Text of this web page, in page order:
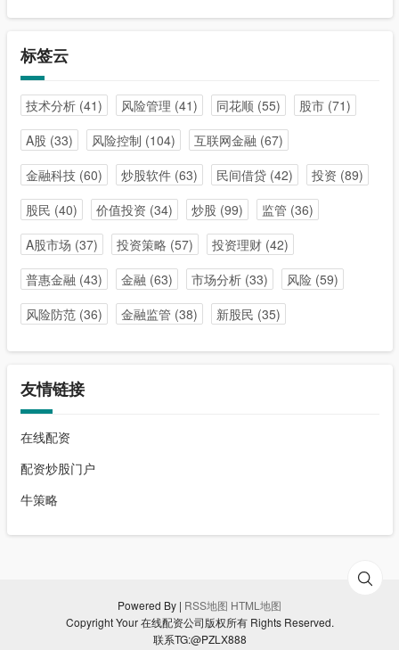
标签云
技术分析(41) 风险管理 (41) 同花顺(55) 股市(71)
A股 (33) 风险控制 (104) 互联网金融 (67)
金融科技(60) 炒股软件(63) 民间借贷(42) 投资 (89)
股民 (40) 价值投资 (34) 炒股 (99) 监管 (36)
A股市场 (37) 投资策略 (57) 投资理财(42)
普惠金融 (43) 金融 (63) 市场分析(33) 风险(59)
风险防范(36) 金融监管 (38) 新股民 (35)
友情链接
在线配资
配资炒股门户
牛策略
Powered By | RSS地图 HTML地图
Copyright Your 在线配资公司版权所有 Rights Reserved.
联系TG:@PZLX888